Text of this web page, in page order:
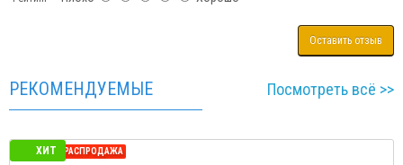
Оставить отзыв
РЕКОМЕНДУЕМЫЕ Посмотреть всё >>
ХИТ
СЕЗОННАЯ РАСПРОДАЖА